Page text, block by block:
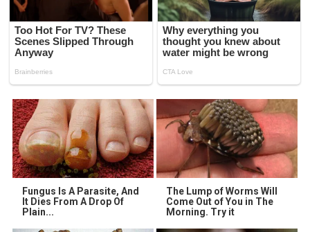
Fungus Is A Parasite, And
It Dies From A Drop Of
Plain...
The Lump of Worms Will
Come Out of You in The
Morning. Try it